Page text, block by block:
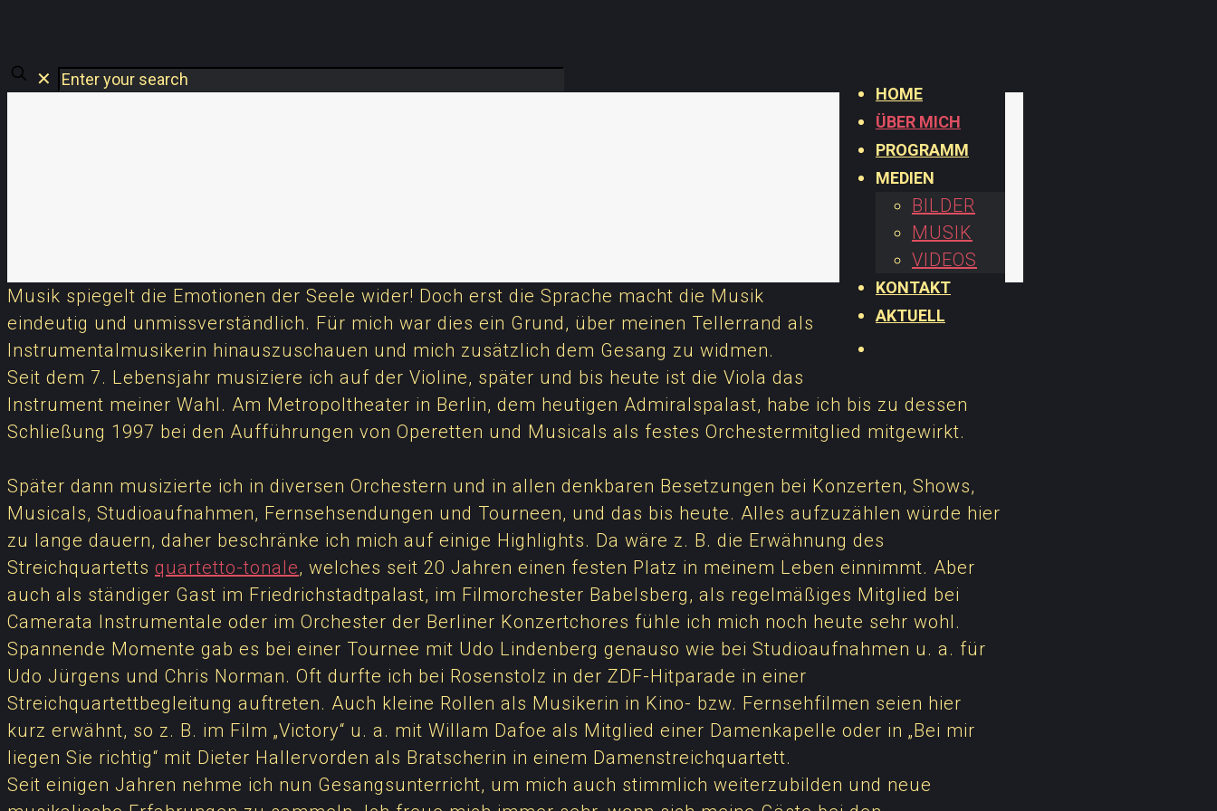
HOME
ÜBER MICH
PROGRAMM
MEDIEN
BILDER
MUSIK
VIDEOS
KONTAKT
AKTUELL
✕
Musik spiegelt die Emotionen der Seele wider! Doch erst die Sprache macht die Musik
eindeutig und unmissverständlich. Für mich war dies ein Grund, über meinen Tellerrand als
Instrumentalmusikerin hinauszuschauen und mich zusätzlich dem Gesang zu widmen.
Seit dem 7. Lebensjahr musiziere ich auf der Violine, später und bis heute ist die Viola das
Instrument meiner Wahl. Am Metropoltheater in Berlin, dem heutigen Admiralspalast, habe ich bis zu dessen
Schließung 1997 bei den Aufführungen von Operetten und Musicals als festes Orchestermitglied mitgewirkt.
Später dann musizierte ich in diversen Orchestern und in allen denkbaren Besetzungen bei Konzerten, Shows,
Musicals, Studioaufnahmen, Fernsehsendungen und Tourneen, und das bis heute. Alles aufzuzählen würde hier
zu lange dauern, daher beschränke ich mich auf einige Highlights. Da wäre z. B. die Erwähnung des
Streichquartetts quartetto-tonale, welches seit 20 Jahren einen festen Platz in meinem Leben einnimmt. Aber
auch als ständiger Gast im Friedrichstadtpalast, im Filmorchester Babelsberg, als regelmäßiges Mitglied bei
Camerata Instrumentale oder im Orchester der Berliner Konzertchores fühle ich mich noch heute sehr wohl.
Spannende Momente gab es bei einer Tournee mit Udo Lindenberg genauso wie bei Studioaufnahmen u. a. für
Udo Jürgens und Chris Norman. Oft durfte ich bei Rosenstolz in der ZDF-Hitparade in einer
Streichquartettbegleitung auftreten. Auch kleine Rollen als Musikerin in Kino- bzw. Fernsehfilmen seien hier
kurz erwähnt, so z. B. im Film „Victory“ u. a. mit Willam Dafoe als Mitglied einer Damenkapelle oder in „Bei mir
liegen Sie richtig“ mit Dieter Hallervorden als Bratscherin in einem Damenstreichquartett.
Seit einigen Jahren nehme ich nun Gesangsunterricht, um mich auch stimmlich weiterzubilden und neue